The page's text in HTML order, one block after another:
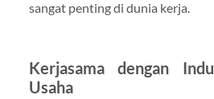
sangat penting di dunia kerja.
Kerjasama dengan
Usaha